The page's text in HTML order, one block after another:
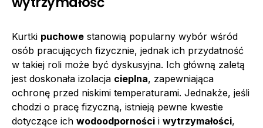
Kurtki puchowe stanowią popularny wybór wśród
osób pracujących fizycznie, jednak ich przydatność
w takiej roli może być dyskusyjna. Ich główną zaletą
jest doskonała izolacja cieplna, zapewniająca
ochronę przed niskimi temperaturami. Jednakże, jeśli
chodzi o pracę fizyczną, istnieją pewne kwestie
dotyczące ich wodoodporności i wytrzymałości,